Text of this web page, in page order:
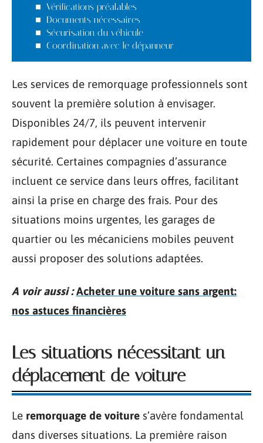
Vérifications préalables
Documents nécessaires
Sécurisation du véhicule
Coordination avec le dépanneur
Les services de remorquage professionnels sont
souvent la première solution à envisager.
Disponibles 24/7, ils peuvent intervenir
rapidement pour déplacer une voiture en toute
sécurité. Certaines compagnies d’assurance
incluent ce service dans leurs offres, facilitant
ainsi la prise en charge des frais. Pour des
situations moins urgentes, les garages de
quartier ou les mécaniciens mobiles peuvent
aussi proposer des solutions adaptées.
A voir aussi : Acheter une voiture sans argent:
nos astuces financières
Les situations nécessitant un
déplacement de voiture
Le remorquage de voiture s’avère fondamental
dans diverses situations. La première raison